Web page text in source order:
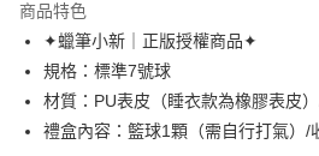
Apple Pay
街口支付
悠遊付
商品特色
✦蠟筆小新｜正版授權商品✦
規格：標準7號球
材質：PU表皮（睡衣款為橡膠表皮
禮盒內容：籃球1顆（需自行打氣）/